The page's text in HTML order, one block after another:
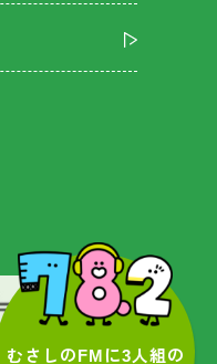
むさしのFMに3人組の